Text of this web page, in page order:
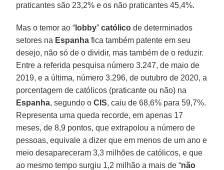
praticantes são 23,2% e os não praticantes 45,4%.
Mas o temor ao “ lobby”católico de determinados
setores na Espanha fica também patente em seu
desejo, não só de o dividir, mas também de o reduzir.
Entre a referida pesquisa número 3.247, de maio de
2019, e a última, número 3.296, de outubro de 2020, a
porcentagem de católicos (praticante ou não) na
Espanha, segundo oCIS, caiu de 68,6% para 59,7%.
Representa uma queda recorde, em apenas 17
meses, de 8,9 pontos, que extrapolou a número de
pessoas, equivale a dizer que em menos de um ano e
meio desapareceram 3,3 milhões de católicos, e que
ao mesmo tempo surgiu 1,2 milhão a mais de “não